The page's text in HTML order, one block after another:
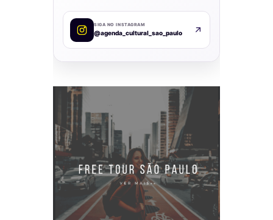
SIGA NO INSTAGRAM
@agenda_cultural_sao_paulo